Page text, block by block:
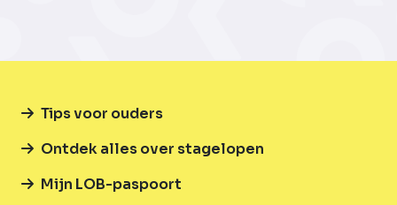
Tips voor ouders
Ontdek alles over stagelopen
Mijn LOB-paspoort